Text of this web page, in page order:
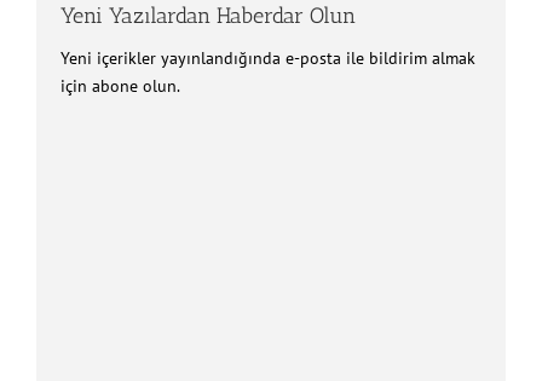
Yeni Yazılardan Haberdar Olun
Yeni içerikler yayınlandığında e-posta ile bildirim almak
için abone olun.